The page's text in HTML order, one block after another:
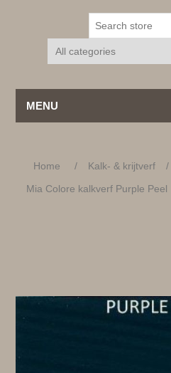
MENU
Home / Kalk- & krijtverf /
Mia Colore kalkverf Purple Peel